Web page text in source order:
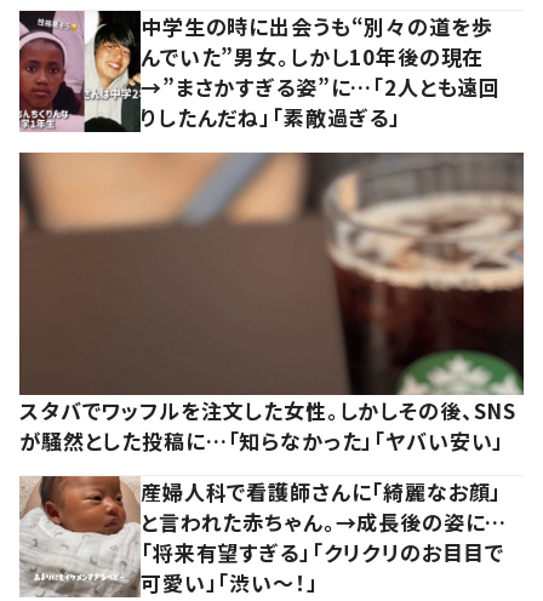
中学生の時に出会うも“別々の道を歩
んでいた”男女。しかし10年後の現在
→”まさかすぎる姿”に…「2人とも遠回
りしたんだね」「素敵過ぎる」
スタバでワッフルを注文した女性。しかしその後、SNS
が騒然とした投稿に…「知らなかった」「ヤバい安い」
産婦人科で看護師さんに「綺麗なお顔」
と言われた赤ちゃん。→成長後の姿に…
「将来有望すぎる」「クリクリのお目目で
可愛い」「渋い～！」